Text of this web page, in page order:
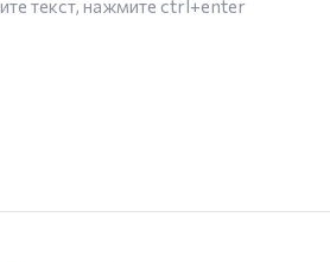
текст, нажмите ctrl+enter